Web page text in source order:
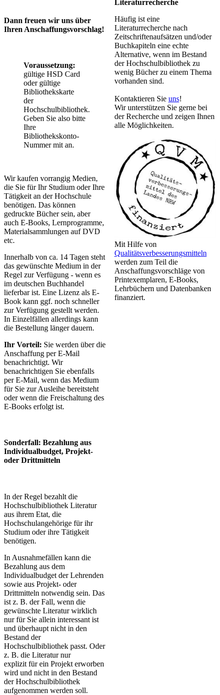
Dann freuen wir uns über
Ihren Anschaffungsvorschlag!
Voraussetzung:
gültige HSD Card
oder gültige
Bibliothekskarte
der
Hochschulbibliothek.
Geben Sie also bitte
Ihre
Bibliothekskonto-
Nummer mit an.
Wir kaufen vorrangig Medien,
die Sie für Ihr Studium oder Ihre
Tätigkeit an der Hochschule
benötigen. Das können
gedruckte Bücher sein, aber
auch E-Books, Lernprogramme,
Materialsammlungen auf DVD
etc.
Innerhalb von ca. 14 Tagen steht
das gewünschte Medium in der
Regel zur Verfügung - wenn es
im deutschen Buchhandel
lieferbar ist. Eine Lizenz als E-
Book kann ggf. noch schneller
zur Verfügung gestellt werden.
In Einzelfällen allerdings kann
die Bestellung länger dauern.
Ihr Vorteil: Sie werden über die
Anschaffung per E-Mail
benachrichtigt. Wir
benachrichtigen Sie ebenfalls
per E-Mail, wenn das Medium
für Sie zur Ausleihe bereitsteht
oder wenn die Freischaltung des
E-Books erfolgt ist.
Sonderfall: Bezahlung aus
Individualbudget, Projekt-
oder Drittmitteln
In der Regel bezahlt die
Hochschulbibliothek Literatur
aus ihrem Etat, die
Hochschulangehörige für ihr
Studium oder ihre Tätigkeit
benötigen.
In Ausnahmefällen kann die
Bezahlung aus dem
Individualbudget der Lehrenden
sowie aus Projekt- oder
Drittmitteln notwendig sein. Das
ist z. B. der Fall, wenn die
gewünschte Literatur wirklich
nur für Sie allein interessant ist
und überhaupt nicht in den
Bestand der
Hochschulbibliothek passt. Oder
z. B. die Literatur nur
explizit für ein Projekt erworben
wird und nicht in den Bestand
der Hochschulbibliothek
aufgenommen werden soll.
Literaturrecherche
Häufig ist eine
Literaturrecherche nach
Zeitschriftenaufsätzen und/oder
Buchkapiteln eine echte
Alternative, wenn im Bestand
der Hochschulbibliothek zu
wenig Bücher zu einem Thema
vorhanden sind.
Kontaktieren Sie uns!
Wir unterstützen Sie gerne bei
der Recherche und zeigen Ihnen
alle Möglichkeiten.​
Mit Hilfe von
Qualitätsverbesserungsmitteln
werden zum Teil die
Anschaffungsvorschläge von
Printexemplaren, E-Books,
Lehrbüchern und Datenbanken
finanziert.